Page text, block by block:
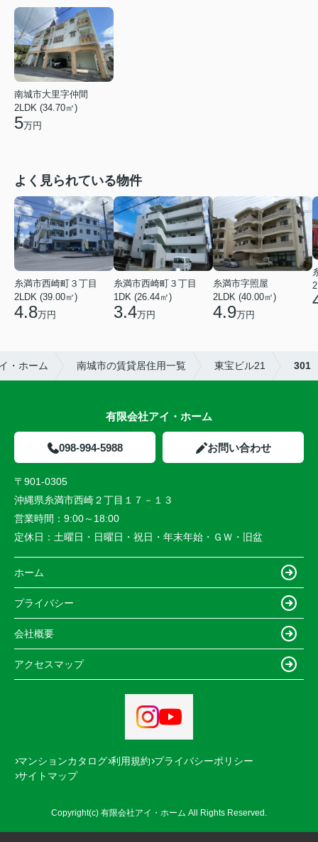
南城市大里字仲間
2LDK (34.70㎡)
5万円
よく見られている物件
糸満市西崎町３丁目
2LDK (39.00㎡)
4.8万円
糸満市西崎町３丁目
1DK (26.44㎡)
3.4万円
糸満市字照屋
2LDK (40.00㎡)
4.9万円
・ホーム 南城市の賃貸居住用一覧 東宝ビル21 301
有限会社アイ・ホーム
098-994-5988 お問い合わせ
〒901-0305
沖縄県糸満市西崎２丁目１７－１３
営業時間： 9:00～18:00
定休日： 土曜日・日曜日・祝日・年末年始・ＧＷ・旧盆
ホーム
プライバシー
会社概要
アクセスマップ
マンションカタログ 利用規約 プライバシーポリシー
サイトマップ
Copyright(c) 有限会社アイ・ホーム All Rights Reserved.